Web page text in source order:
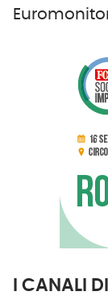
I CANALI